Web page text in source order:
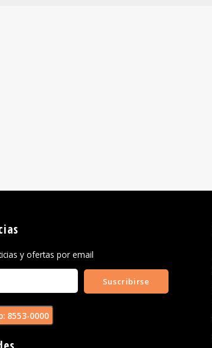
y ofertas por email
Suscribirse
8553-0000